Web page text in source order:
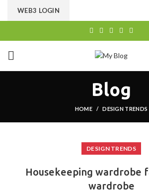
WEB3 LOGIN
Blog
HOME DESIGN TRENDS
DESIGN TRENDS
Housekeeping wardrobe
wardrobe
CHOOSE A PRODUCT WORTH OVER